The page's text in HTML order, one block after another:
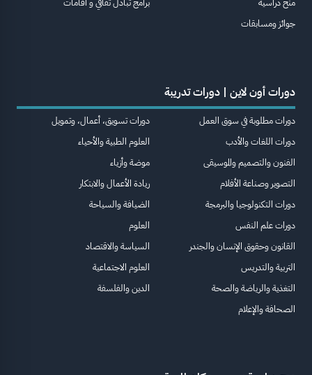
جوائز ومسابقات
دورات أون لاين | دورات تدريبة
دورات مطلوبة في سوق العمل
دورات اللغات والأدب
الفنون والتصميم والموسيقى
التصوير وصناعة الأفلام
دورات التكنولوجيا والبرمجة
دورات علم النفس
القانون وحقوق الإنسان والجندر
التربية والتدريس
التغذية والرياضة والصحة
الصحافة والإعلام
دورات تسويق، أعمال، وتمويل
العلوم الطبية والأحياء
موضة وأزياء
ريادة الأعمال والابتكار
الضيافة والسياحة
العلوم
السياسة والاقتصاد
العلوم الاجتماعية
الدين والفلسفة